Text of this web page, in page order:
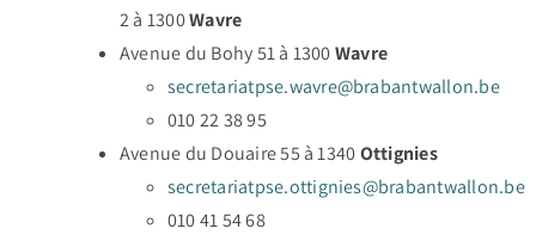
2 à 1300Wavre
Avenue du Bohy 51 à 1300Wavre
secretariatpse.wavre@brabantwallon.be
010 22 38 95
Avenue du Douaire 55 à 1340Ottignies
secretariatpse.ottignies@brabantwallon.be
010 41 54 68